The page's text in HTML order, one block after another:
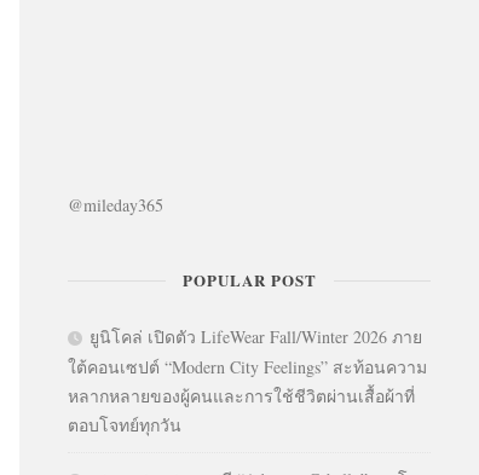
@mileday365
POPULAR POST
ยูนิโคล่ เปิดตัว LifeWear Fall/Winter 2026 ภาย
ใต้คอนเซปต์ “Modern City Feelings” สะท้อนความ
หลากหลายของผู้คนและการใช้ชีวิตผ่านเสื้อผ้าที่
ตอบโจทย์ทุกวัน